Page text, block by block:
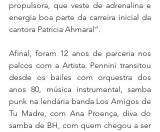
propulsora, que veste de adrenalina e
energia boa parte da carreira inicial da
cantora Patrícia Ahmaral”.
Afinal, foram 12 anos de parceria nos
palcos com a Artista. Pennini transitou
desde os bailes com orquestra dos
anos 80, música instrumental, samba
punk na lendária banda Los Amigos de
Tu Madre, com Ana Proença, diva do
samba de BH, com quem chegou a ser